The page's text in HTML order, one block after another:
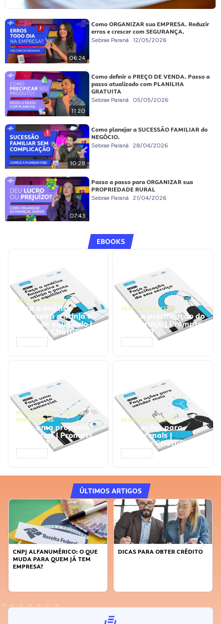
06:24
Como ORGANIZAR sua EMPRESA. Reduzir
erros e crescer com SEGURANÇA.
Sebrae Paraná 12/05/2026
11:20
Como definir o PREÇO DE VENDA. Passo a
passo atualizado com PLANILHA
GRATUITA
Sebrae Paraná 05/05/2026
10:28
Como planejar a SUCESSÃO FAMILIAR do
NEGÓCIO.
Sebrae Paraná 28/04/2026
07:43
Passo a passo para ORGANIZAR sua
PROPRIEDADE RURAL
Sebrae Paraná 21/04/2026
EBOOKS
GESTÃO FINANCEIRA
Faça a análise
financeira e atinja o
ponto de equilíbrio |
Prompts ChatGPT
GESTÃO FINANCEIRA
Faça a precificação do
seu serviço | Prompts
ChatGPT
NEGÓCIOS, PROCESSOS
EMPRESARIAIS
Faça uma proposta
comercial | Prompts
ChatGPT
NEGÓCIOS, VENDAS
Faça ações para
vender mais |
Prompts ChatGPT
ÚLTIMOS ARTIGOS
DICAS PARA OBTER CRÉDITO
FAÇA A DIFERENÇA: SEJA